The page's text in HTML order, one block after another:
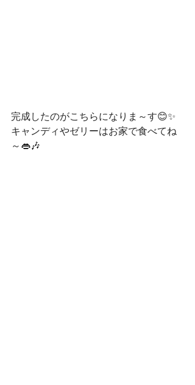
完成したのがこちらになりま～す😊✨
キャンディやゼリーはお家で食べてね
～👄🎶